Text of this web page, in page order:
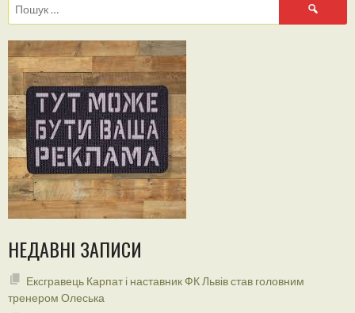
НЕДАВНІ ЗАПИСИ
Ексгравець Карпат і наставник ФК Львів став головним
тренером Олеська